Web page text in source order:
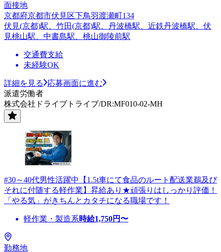
面接地
京都府京都市伏見区下鳥羽渡瀬町134
伏見(京都)駅、竹田(京都)駅、丹波橋駅、近鉄丹波橋駅、伏
見桃山駅、中書島駅、桃山御陵前駅
交通費支給
未経験OK
詳細を見る
応募画面に進む
派遣労働者
株式会社ドライブトライブ/DR:MF010-02-MH
#30～40代男性活躍中【1.5t車にて食品のルート配送業鵜及び
それに付随する軽作業】昇給あり★頑張りはしっかり評価！
「やる気」がきちんとカタチになる職場です！
軽作業・製造系時給1,750円〜
勤務地